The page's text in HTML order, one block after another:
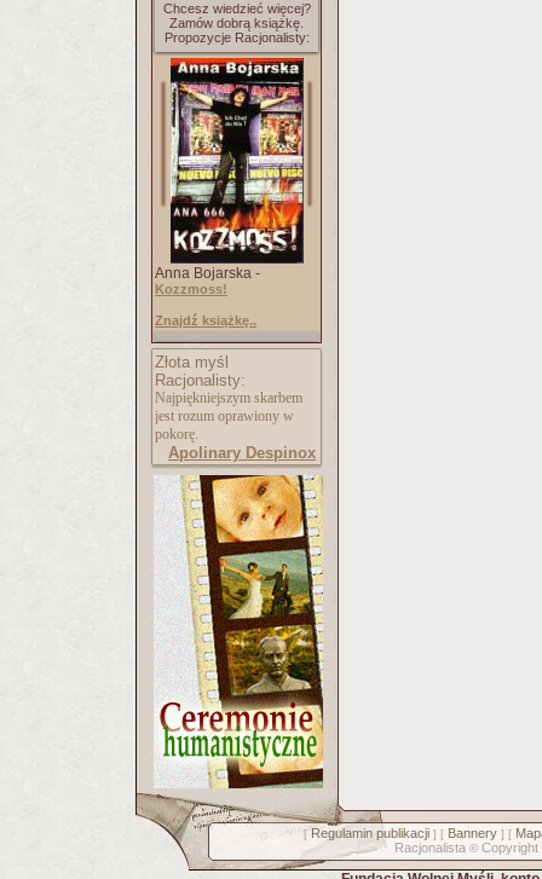
Chcesz wiedzieć więcej?
Zamów dobrą książkę.
Propozycje Racjonalisty:
Anna Bojarska -
Kozzmoss!
Znajdź książkę..
Złota myśl
Racjonalisty:
Najpiękniejszym skarbem
jest rozum oprawiony w
pokorę.
Apolinary Despinox
[ Regulamin publikacji] [ Bannery] [
Racjonalista © Copyright